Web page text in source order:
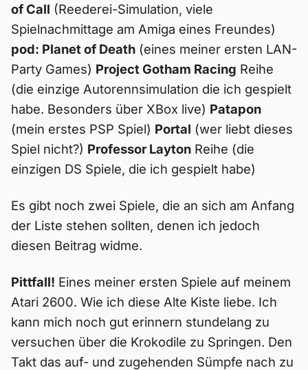
of Call (Reederei-Simulation, viele
Spielnachmittage am Amiga eines Freundes)
pod: Planet of Death (eines meiner ersten LAN-
Party Games) Project Gotham Racing Reihe
(die einzige Autorennsimulation die ich gespielt
habe. Besonders über XBox live) Patapon
(mein erstes PSP Spiel) Portal (wer liebt dieses
Spiel nicht?) Professor Layton Reihe (die
einzigen DS Spiele, die ich gespielt habe)
Es gibt noch zwei Spiele, die an sich am Anfang
der Liste stehen sollten, denen ich jedoch
diesen Beitrag widme.
Pittfall! Eines meiner ersten Spiele auf meinem
Atari 2600. Wie ich diese Alte Kiste liebe. Ich
kann mich noch gut erinnern stundelang zu
versuchen über die Krokodile zu Springen. Den
Takt das auf- und zugehenden Sümpfe nach zu